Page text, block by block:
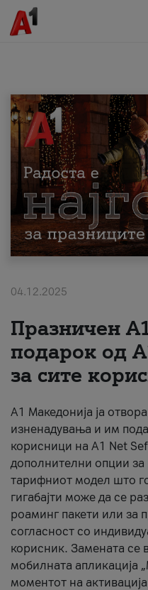
МК EN SQ
Приватни
Поддршка
Надополни кредит
За нас
#ПодобарОнлајн
04.12.2025
Празничен
подарок од
за сите
А1 Македонија ја
изненадувања и им
корисници на A1 Net
дополнителни опции за
тарифниот модел што
гигабајти може да се
роаминг пакети или за
согласност со
корисник. Замената се
мобилната апликација
моментот на